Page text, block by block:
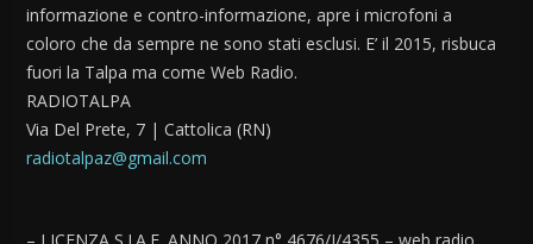
informazione e contro-informazione, apre i microfoni a
coloro che da sempre ne sono stati esclusi. E’ il 2015, risbuca
fuori la Talpa ma come Web Radio.
RADIOTALPA
Via Del Prete, 7 | Cattolica (RN)
radiotalpaz@gmail.com